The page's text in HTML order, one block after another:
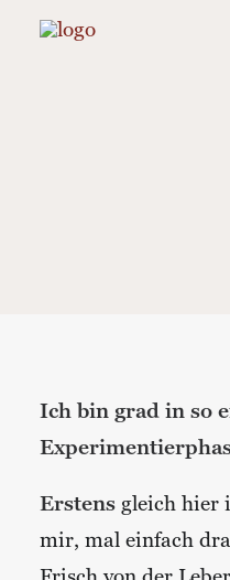
Ich bin grad in so
Erstens gleich hier
mir, mal einfach